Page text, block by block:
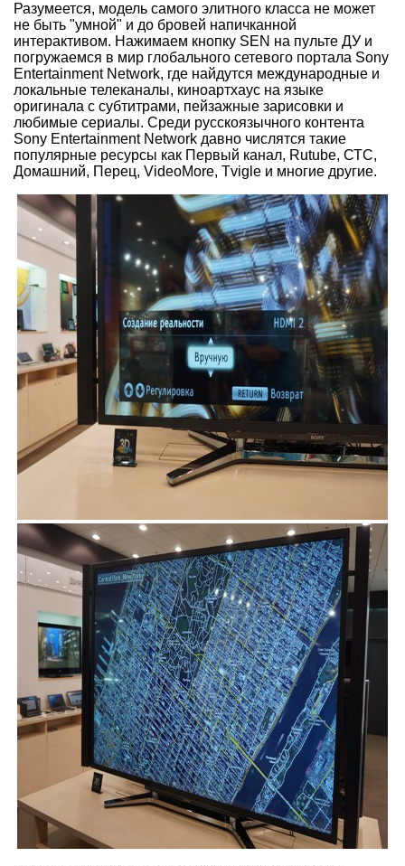
Разумеется, модель самого элитного класса не может
не быть "умной" и до бровей напичканной
интерактивом. Нажимаем кнопку SEN на пульте ДУ и
погружаемся в мир глобального сетевого портала Sony
Entertainment Network, где найдутся международные и
локальные телеканалы, киноартхаус на языке
оригинала с субтитрами, пейзажные зарисовки и
любимые сериалы. Среди русскоязычного контента
Sony Entertainment Network давно числятся такие
популярные ресурсы как Первый канал, Rutube, СТС,
Домашний, Перец, VideoMore, Tvigle и многие другие.